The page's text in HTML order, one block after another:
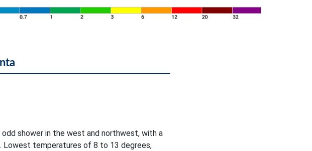
shower in the west and northwest, with a
Lowest temperatures of 8 to 13 degrees,